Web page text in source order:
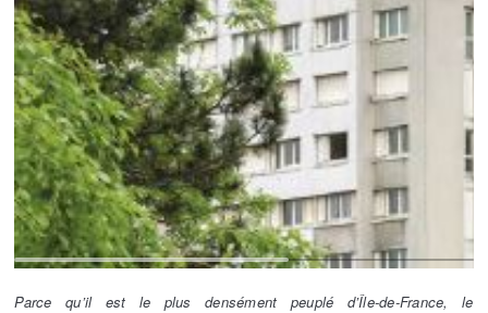
Parce qu’il est le plus densément peuplé d’Île-de-France, le